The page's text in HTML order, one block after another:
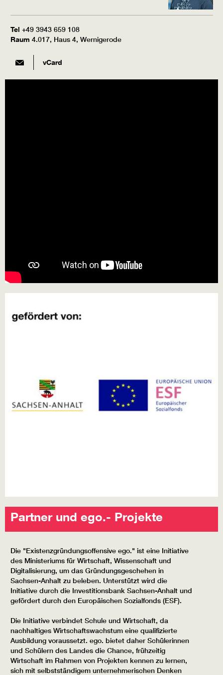
Tel +49 3943 659 108
Raum 4.017, Haus 4, Wernigerode
vCard
Partner und ego.- Projekte
Die "Existenzgründungsoffensive ego." ist eine Initiative
des Ministeriums für Wirtschaft, Wissenschaft und
Digitalisierung, um das Gründungsgeschehen in
Sachsen-Anhalt zu beleben. Unterstützt wird die
Initiative durch die Investitionsbank Sachsen-Anhalt und
gefördert durch den Europäischen Sozialfonds (ESF).
Die Initiative verbindet Schule und Wirtschaft, da
nachhaltiges Wirtschaftswachstum eine qualifizierte
Ausbildung voraussetzt. ego. bietet daher Schülerinnen
und Schülern des Landes die Chance, frühzeitig
Wirtschaft im Rahmen von Projekten kennen zu lernen,
sich mit selbstständigem unternehmerischen Denken